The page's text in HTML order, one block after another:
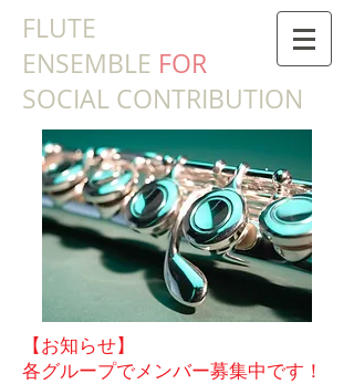
​FLUTE
ENSEMBLE FOR
SOCIAL CONTRIBUTION
【お知らせ】
各グループでメンバー募集中です！